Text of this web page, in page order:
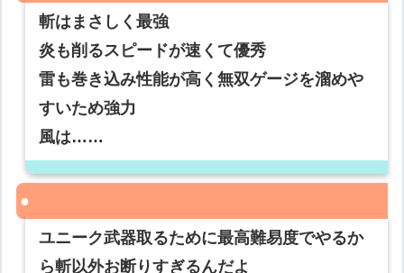
斬はまさしく最強
炎も削るスピードが速くて優秀
雷も巻き込み性能が高く無双ゲージを溜めや
すいため強力
風は……
ユニーク武器取るために最高難易度でやるか
ら斬以外お断りすぎるんだよ